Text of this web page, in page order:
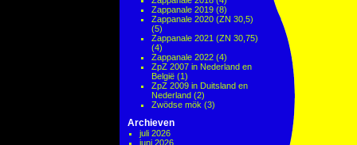
Zappanale 2019 (8)
Zappanale 2020 (ZN 30,5)
(5)
Zappanale 2021 (ZN 30,75)
(4)
Zappanale 2022 (4)
ZpZ 2007 in Nederland en
België (1)
ZpZ 2009 in Duitsland en
Nederland (2)
Zwödse mök (3)
Archieven
juli 2026
juni 2026